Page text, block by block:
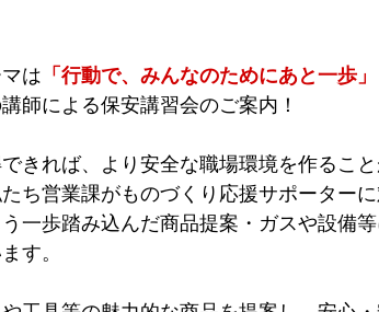
は 「行動で、みんなのためにあと一歩」
師による保安講習会のご案内！
きれば、より安全な職場環境を作るこ
ち営業課がものづくり応援サポーター
一歩踏み込んだ商品提案・ガスや設備
す。